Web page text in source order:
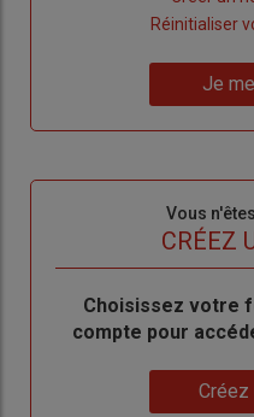
de
Réinitialiser
me
Je
Vous
CRÉEZ
BodyChoisissez votre
compte pour
Créez